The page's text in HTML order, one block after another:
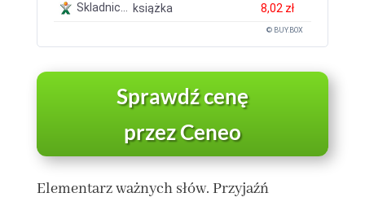
Skladnicaksiegarska.pl
książka 8,02 zł
© BUY.BOX
Sprawdź cenę
przez Ceneo
Elementarz ważnych słów. Przyjaźń